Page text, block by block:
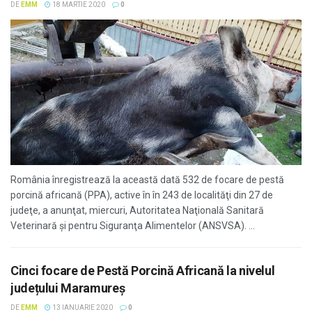
DE EMM 18 MARTIE 2020 0
România înregistrează la această dată 532 de focare de pestă
porcină africană (PPA), active în în 243 de localităţi din 27 de
judeţe, a anunţat, miercuri, Autoritatea Naţională Sanitară
Veterinară şi pentru Siguranţa Alimentelor (ANSVSA). ...
Cinci focare de Pestă Porcină Africană la nivelul
județului Maramureș
DE EMM 13 IANUARIE 2020 0